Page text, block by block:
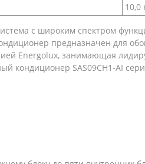
10,0
с широким спектром
предназначен для
Energolux, занимающая
кондиционер SAS09CH1-AI